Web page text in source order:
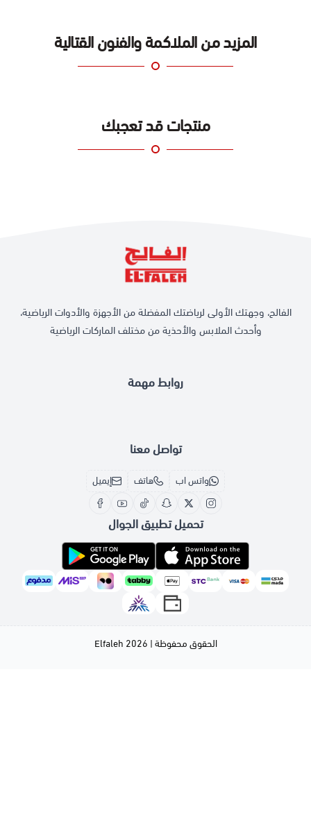
المزيد من الملاكمة والفنون القتالية
منتجات قد تعجبك
روابط مهمة
الفالح، وجهتك الأولى لرياضتك المفضلة من الأجهزة والأدوات الرياضية،
وأحدث الملابس والأحذية من مختلف الماركات الرياضية
تواصل معنا
واتس اب هاتف إيميل
تحميل تطبيق الجوال
الحقوق محفوظة | 2026 Elfaleh